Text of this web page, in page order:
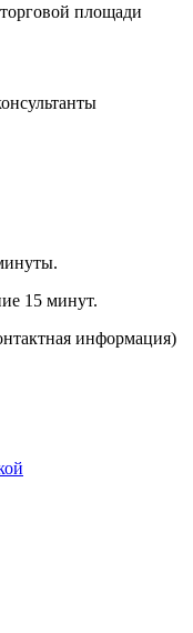
площади
15 минут.
информация)